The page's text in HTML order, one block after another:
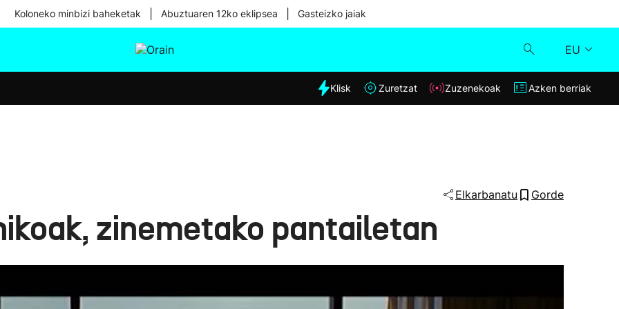
Koloneko minbizi baheketak Abuztuaren 12ko eklipsea Gasteizko jaiak
EU
Eguraldia
Klisk
Klisk Zuretzat Zuzenekoak Azken berriak
Elkarbanatu Gorde
zinemetako pantailetan